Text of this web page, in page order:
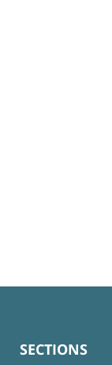
SECTIONS